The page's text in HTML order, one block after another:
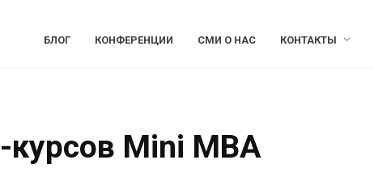
БЛОГ КОНФЕРЕНЦИИ СМИ О НАС КОНТАКТЫ
Mini MBA